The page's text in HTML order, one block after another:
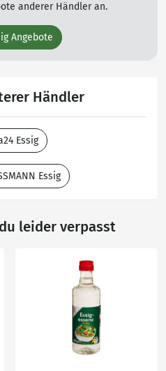
anderer Händler an.
Angebote
Händler
Essig
Essig
leider verpasst